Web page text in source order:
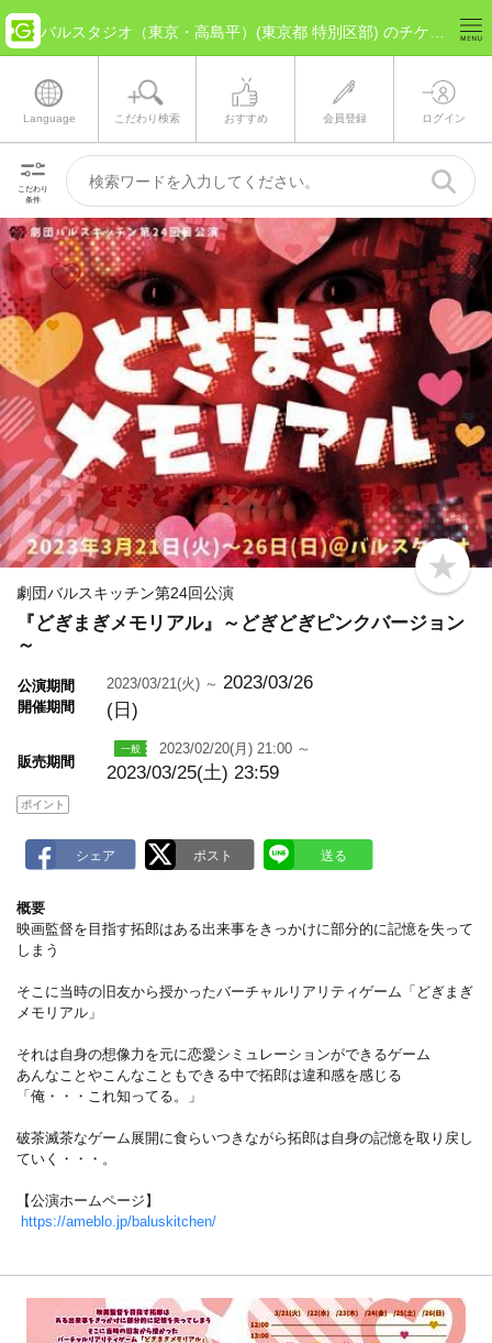
Language こだわり検索 おすすめ 会員登録 ログイン
こだわり
条件
b
o
k
劇団バルスキッチン第24回公演
『どぎまぎメモリアル』～どぎどぎピンクバージョン
～
公演期間
開催期間
2023/03/21(火) ～ 2023/03/26
(日)
販売期間
2023/02/20(月) 21:00 ～
2023/03/25(土) 23:59
ポイント
概要
映画監督を目指す拓郎はある出来事をきっかけに部分的に記憶を失って
しまう
そこに当時の旧友から授かったバーチャルリアリティゲーム「どぎまぎ
メモリアル」
それは自身の想像力を元に恋愛シミュレーションができるゲーム
あんなことやこんなこともできる中で拓郎は違和感を感じる
「俺・・・これ知ってる。」
破茶滅茶なゲーム展開に食らいつきながら拓郎は自身の記憶を取り戻し
ていく・・・。
【公演ホームページ】
https://ameblo.jp/baluskitchen/